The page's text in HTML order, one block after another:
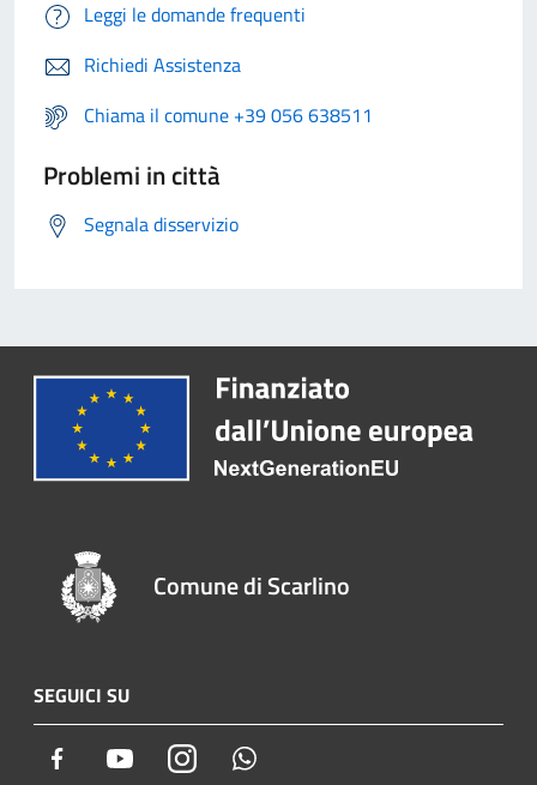
Leggi le domande frequenti
Richiedi Assistenza
Chiama il comune +39 056 638511
Problemi in città
Segnala disservizio
Comune di Scarlino
SEGUICI SU
Facebook YoutubeInstagram